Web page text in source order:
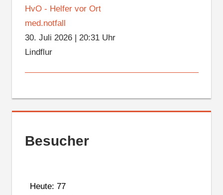
HvO - Helfer vor Ort
med.notfall
30. Juli 2026| 20:31 Uhr
Lindflur
Besucher
Heute: 77